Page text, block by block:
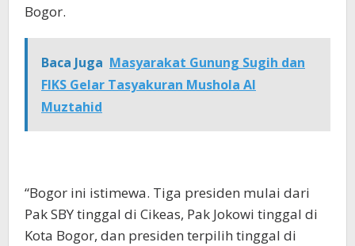
Bogor.
Baca Juga Masyarakat Gunung Sugih dan
FIKS Gelar Tasyakuran Mushola Al
Muztahid
“Bogor ini istimewa. Tiga presiden mulai dari
Pak SBY tinggal di Cikeas, Pak Jokowi tinggal di
Kota Bogor, dan presiden terpilih tinggal di